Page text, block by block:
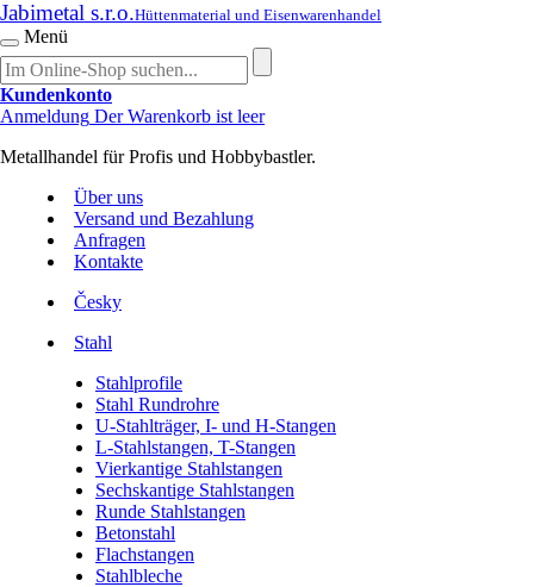
Jabimetal s.r.o.Hüttenmaterial und Eisenwarenhandel
Menü
Kundenkonto
Anmeldung Der Warenkorb ist leer
Metallhandel für Profis und Hobbybastler.
Über uns
Versand und Bezahlung
Anfragen
Kontakte
Česky
Stahl
Stahlprofile
Stahl Rundrohre
U-Stahlträger, I- und H-Stangen
L-Stahlstangen, T-Stangen
Vierkantige Stahlstangen
Sechskantige Stahlstangen
Runde Stahlstangen
Betonstahl
Flachstangen
Stahlbleche